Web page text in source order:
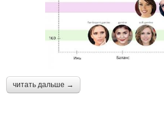
читать дальше →